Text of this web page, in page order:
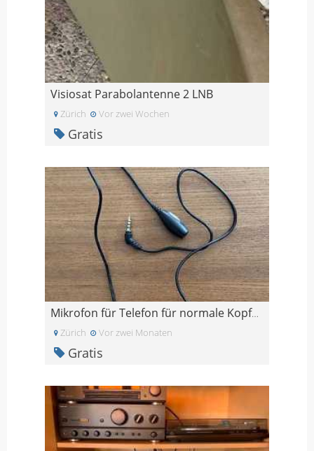
Visiosat Parabolantenne 2 LNB
Zürich Vor zwei Wochen
Gratis
Mikrofon für Telefon für normale Kopfhörer
Zürich Vor zwei Monaten
Gratis